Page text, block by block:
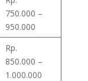
750.000 –
950.000
Rp.
850.000 –
1.000.000